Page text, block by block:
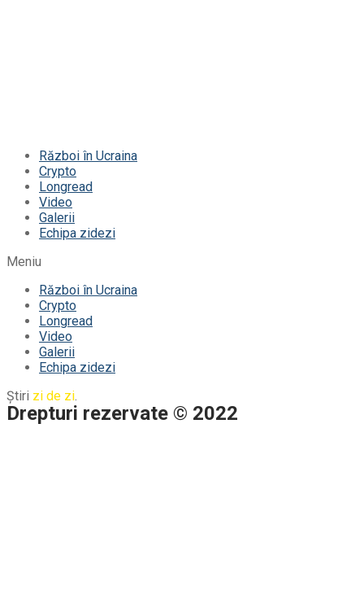
Război în Ucraina
Crypto
Longread
Video
Galerii
Echipa zidezi
Meniu
Război în Ucraina
Crypto
Longread
Video
Galerii
Echipa zidezi
Știri zi de zi.
Drepturi rezervate © 2022